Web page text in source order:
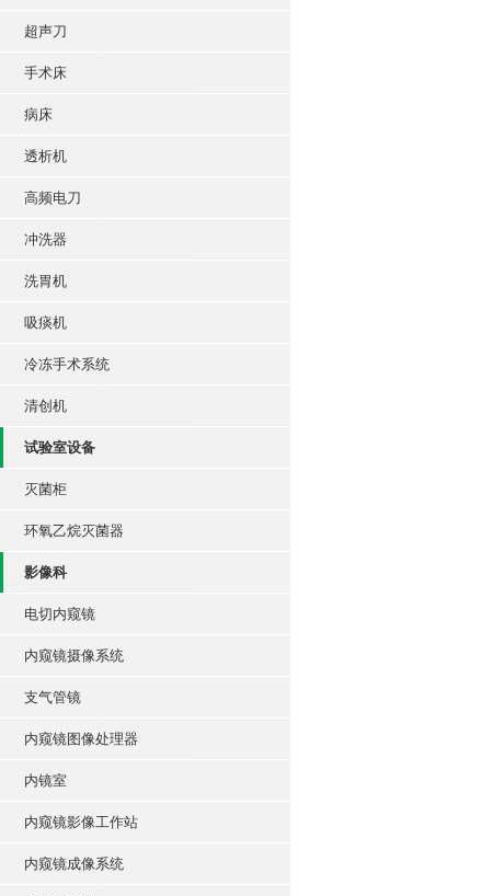
超声刀
手术床
病床
透析机
高频电刀
冲洗器
洗胃机
吸痰机
冷冻手术系统
清创机
试验室设备
灭菌柜
环氧乙烷灭菌器
影像科
电切内窥镜
内窥镜摄像系统
支气管镜
内窥镜图像处理器
内镜室
内窥镜影像工作站
内窥镜成像系统